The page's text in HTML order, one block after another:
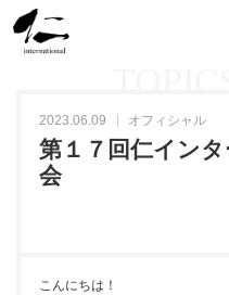
2023.06.09 オフィシャル
第１７回仁イン
会
こんにちは！